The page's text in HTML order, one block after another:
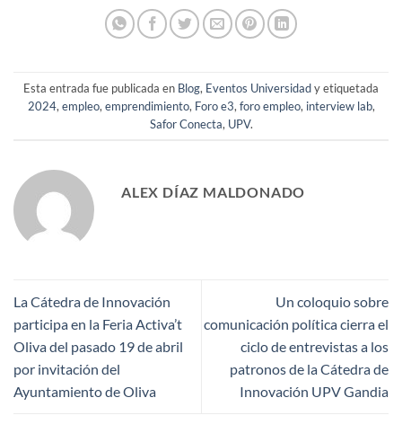
Esta entrada fue publicada en Blog, Eventos Universidady etiquetada
2024, empleo, emprendimiento, Foro e3, foro empleo, interview lab,
Safor Conecta, UPV.
ALEX DÍAZ MALDONADO
La Cátedra de Innovación
participa en la Feria Activa’t
Oliva del pasado 19 de abril
por invitación del
Ayuntamiento de Oliva
Un coloquio sobre
comunicación política cierra el
ciclo de entrevistas a los
patronos de la Cátedra de
Innovación UPV Gandia